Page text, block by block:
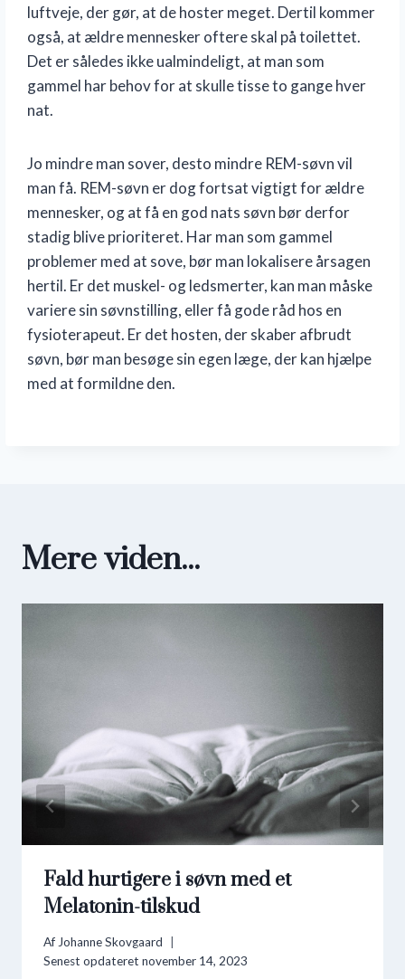
luftveje, der gør, at de hoster meget. Dertil kommer
også, at ældre mennesker oftere skal på toilettet.
Det er således ikke ualmindeligt, at man som
gammel har behov for at skulle tisse to gange hver
nat.
Jo mindre man sover, desto mindre REM-søvn vil
man få. REM-søvn er dog fortsat vigtigt for ældre
mennesker, og at få en god nats søvn bør derfor
stadig blive prioriteret. Har man som gammel
problemer med at sove, bør man lokalisere årsagen
hertil. Er det muskel- og ledsmerter, kan man måske
variere sin søvnstilling, eller få gode råd hos en
fysioterapeut. Er det hosten, der skaber afbrudt
søvn, bør man besøge sin egen læge, der kan hjælpe
med at formildne den.
Mere viden...
Fald hurtigere i søvn med et
Melatonin-tilskud
Af Johanne Skovgaard
Senest opdateret november 14, 2023